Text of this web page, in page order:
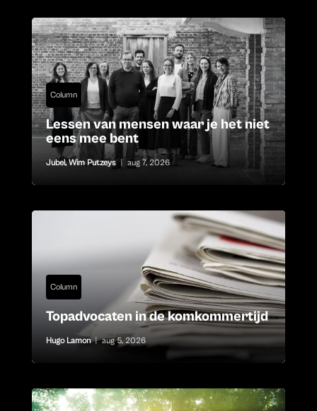
Column
Lessen van mensen waar je het niet
eens mee bent
Jubel,Wim Putzeys | aug 7, 2026
Column
Topadvocaten in de komkommertijd
Hugo Lamon | aug 5, 2026